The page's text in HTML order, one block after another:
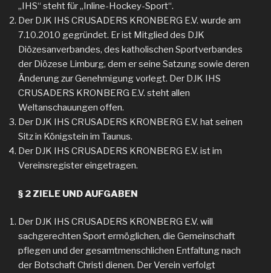
„IHS“ steht für „Inline-Hockey-Sport“.
Der DJK IHS CRUSADERS KRONBERG E.V. wurde am
7.10.2010 gegründet. Er ist Mitglied des DJK
Diözesanverbandes, des katholischen Sportverbandes
der Diözese Limburg, dem er seine Satzung sowie deren
Änderung zur Genehmigung vorlegt. Der DJK IHS
CRUSADERS KRONBERG E.V. steht allen
Weltanschauungen offen.
Der DJK IHS CRUSADERS KRONBERG E.V. hat seinen
Sitz in Königstein im Taunus.
Der DJK IHS CRUSADERS KRONBERG E.V. ist im
Vereinsregister eingetragen.
§ 2 ZIELE UND AUFGABEN
Der DJK IHS CRUSADERS KRONBERG E.V. will
sachgerechten Sport ermöglichen, die Gemeinschaft
pflegen und der gesamtmenschlichen Entfaltung nach
der Botschaft Christi dienen. Der Verein verfolgt